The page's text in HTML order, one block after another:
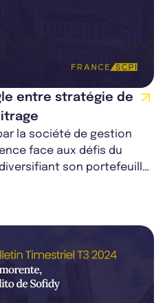
entre stratégie de
par la société de gestion
face aux défis du
son portefeuille.